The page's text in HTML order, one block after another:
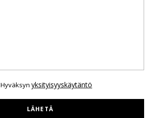
Hyväksyn yksityisyyskäytäntö
LÄHETÄ